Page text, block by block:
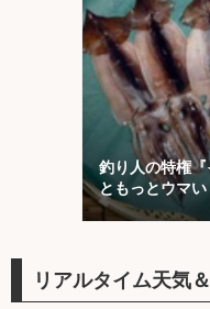
釣り人の特権
ともっとウマ
証
リアルタイム天気